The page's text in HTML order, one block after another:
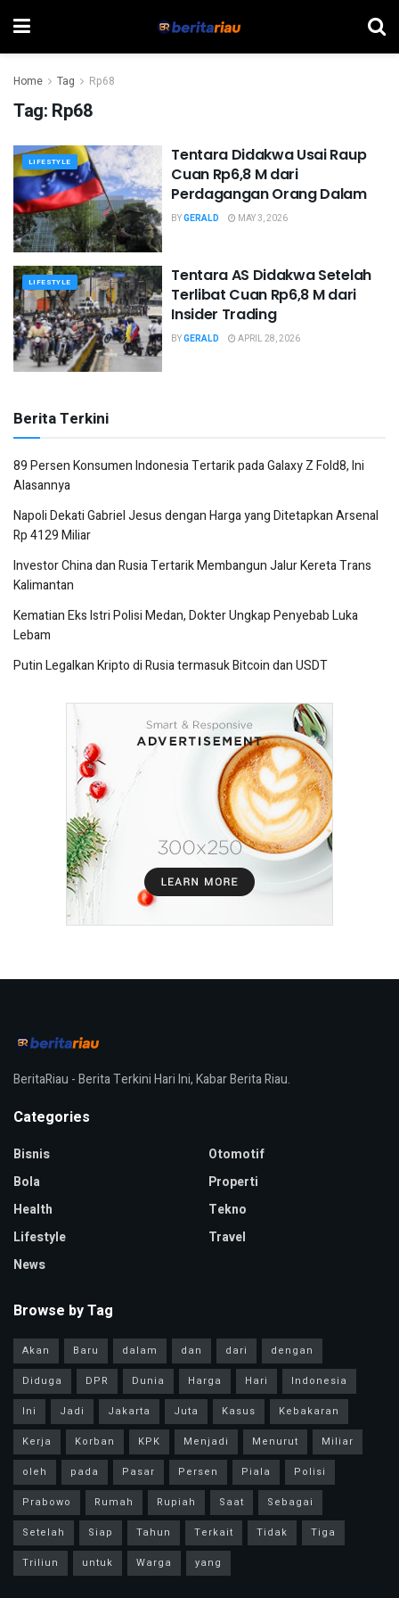
Home Tag Rp68
Tag: Rp68
LIFESTYLE
Tentara Didakwa Usai Raup
Cuan Rp6,8 M dari
Perdagangan Orang Dalam
BYGERALD MAY 3, 2026
LIFESTYLE
Tentara AS Didakwa Setelah
Terlibat Cuan Rp6,8 M dari
Insider Trading
BYGERALD APRIL 28, 2026
Berita Terkini
89 Persen Konsumen Indonesia Tertarik pada Galaxy Z Fold8, Ini
Alasannya
Napoli Dekati Gabriel Jesus dengan Harga yang Ditetapkan Arsenal
Rp 4129 Miliar
Investor China dan Rusia Tertarik Membangun Jalur Kereta Trans
Kalimantan
Kematian Eks Istri Polisi Medan, Dokter Ungkap Penyebab Luka
Lebam
Putin Legalkan Kripto di Rusia termasuk Bitcoin dan USDT
BeritaRiau - Berita Terkini Hari Ini, Kabar Berita Riau.
Categories
Bisnis
Bola
Health
Lifestyle
News
Otomotif
Properti
Tekno
Travel
Browse by Tag
Akan Baru dalam dan dari
dengan
Diduga
DPR Dunia Harga Hari
Indonesia
Ini
Jadi Jakarta Juta Kasus
Kebakaran
Kerja
Korban KPK Menjadi Menurut
Miliar
oleh
pada Pasar Persen Piala
Polisi
Prabowo
Rumah Rupiah Saat
Sebagai
Setelah
Siap Tahun Terkait Tidak
Tiga
Triliun
untuk Warga yang